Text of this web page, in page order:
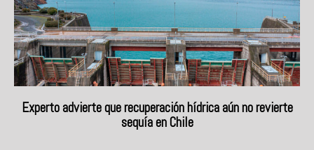
Experto advierte que recuperación hídrica aún no revierte
sequía en Chile